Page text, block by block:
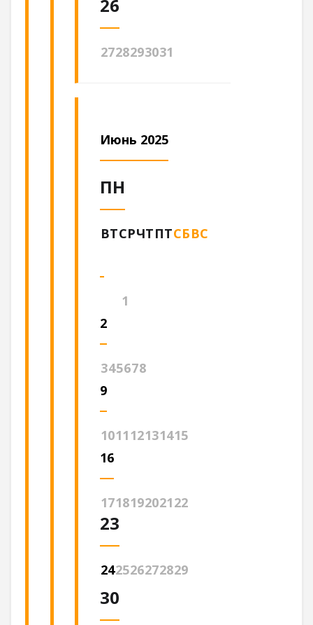
26
2728293031
Июнь 2025
ПН
ВТСРЧТПТСБВС
1
2
345678
9
101112131415
16
171819202122
23
242526272829
30